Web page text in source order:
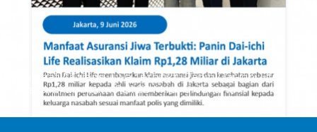
Manfaat Asuransi Jiwa Terbukti: Panin Dai-ichi Life
Realisasikan Klaim Rp1,28 Miliar di Jakarta